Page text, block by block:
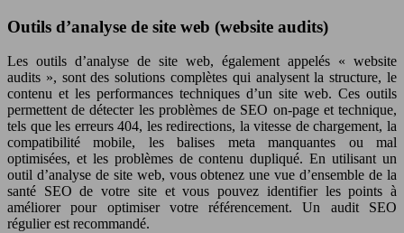
Outils d’analyse de site web (website audits)
Les outils d’analyse de site web, également appelés « website
audits », sont des solutions complètes qui analysent la structure, le
contenu et les performances techniques d’un site web. Ces outils
permettent de détecter les problèmes de SEO on-page et technique,
tels que les erreurs 404, les redirections, la vitesse de chargement, la
compatibilité mobile, les balises meta manquantes ou mal
optimisées, et les problèmes de contenu dupliqué. En utilisant un
outil d’analyse de site web, vous obtenez une vue d’ensemble de la
santé SEO de votre site et vous pouvez identifier les points à
améliorer pour optimiser votre référencement. Un audit SEO
régulier est recommandé.